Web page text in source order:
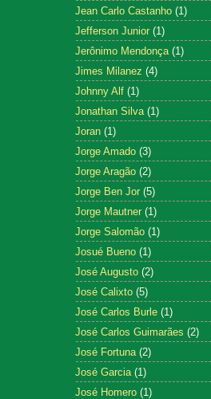
Jean Carlo Castanho (1)
Jefferson Junior (1)
Jerônimo Mendonça (1)
Jimes Milanez (4)
Johnny Alf (1)
Jonathan Silva (1)
Joran (1)
Jorge Amado (3)
Jorge Aragão (2)
Jorge Ben Jor (5)
Jorge Mautner (1)
Jorge Salomão (1)
Josué Bueno (1)
José Augusto (2)
José Calixto (5)
José Carlos Burle (1)
José Carlos Guimarães (2)
José Fortuna (2)
José Garcia (1)
José Homero (1)